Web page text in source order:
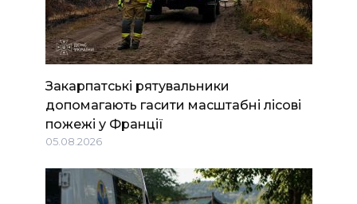
Закарпатські рятувальники
допомагають гасити масштабні лісові
пожежі у Франції
05.08.2026